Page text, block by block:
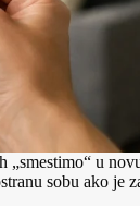
u
sobu ako je